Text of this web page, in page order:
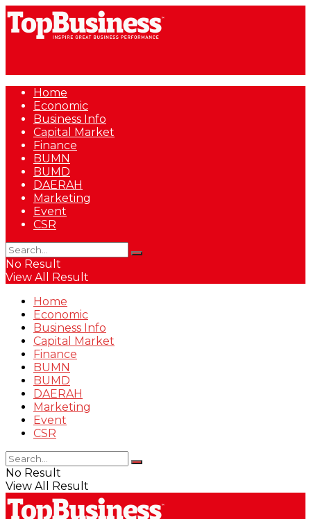
Home
Economic
Business Info
Capital Market
Finance
BUMN
BUMD
DAERAH
Marketing
Event
CSR
No Result
View All Result
Home
Economic
Business Info
Capital Market
Finance
BUMN
BUMD
DAERAH
Marketing
Event
CSR
No Result
View All Result